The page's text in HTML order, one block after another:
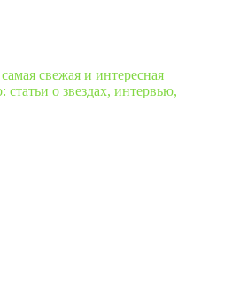
свежая и интересная
о звездах, интервью,